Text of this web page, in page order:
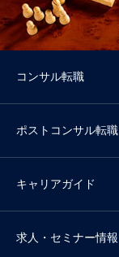
コンサル転職
ポストコンサル転職
キャリアガイド
求人・セミナー情報